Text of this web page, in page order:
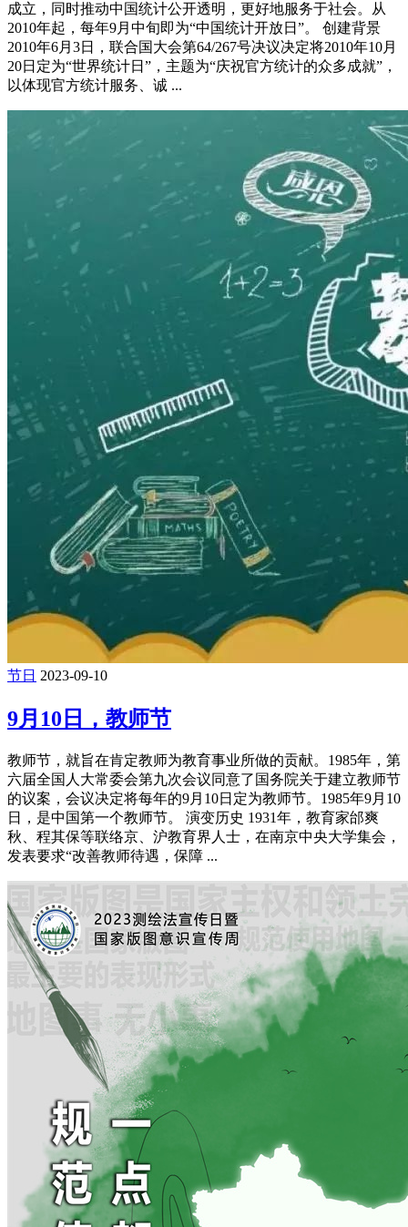
成立，同时推动中国统计公开透明，更好地服务于社会。从
2010年起，每年9月中旬即为“中国统计开放日”。 创建背景
2010年6月3日，联合国大会第64/267号决议决定将2010年10月
20日定为“世界统计日”，主题为“庆祝官方统计的众多成就”，
以体现官方统计服务、诚 ...
节日 2023-09-10
9月10日，教师节
教师节，就旨在肯定教师为教育事业所做的贡献。1985年，第
六届全国人大常委会第九次会议同意了国务院关于建立教师节
的议案，会议决定将每年的9月10日定为教师节。1985年9月10
日，是中国第一个教师节。 演变历史 1931年，教育家邰爽
秋、程其保等联络京、沪教育界人士，在南京中央大学集会，
发表要求“改善教师待遇，保障 ...